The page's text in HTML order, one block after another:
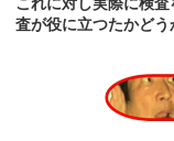
査が役に立つたかどう